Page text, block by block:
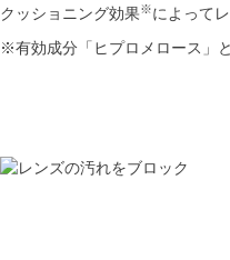
クッショニング効果※によって
※有効成分「ヒプロメロース」